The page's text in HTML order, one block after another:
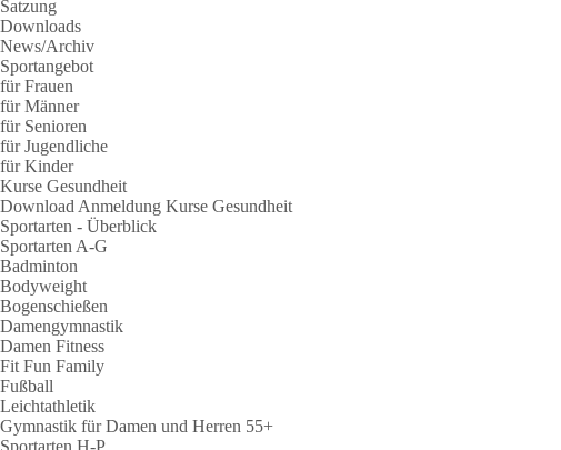
Satzung
Downloads
News/Archiv
Sportangebot
für Frauen
für Männer
für Senioren
für Jugendliche
für Kinder
Kurse Gesundheit
Download Anmeldung Kurse Gesundheit
Sportarten - Überblick
Sportarten A-G
Badminton
Bodyweight
Bogenschießen
Damengymnastik
Damen Fitness
Fit Fun Family
Fußball
Leichtathletik
Gymnastik für Damen und Herren 55+
Sportarten H-P